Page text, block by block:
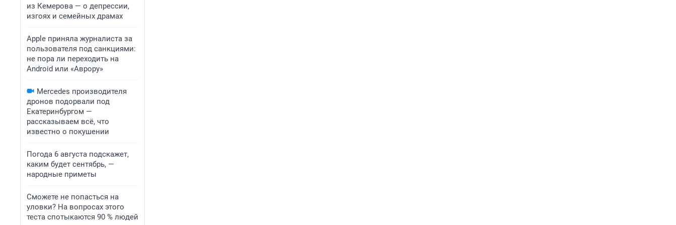
из Кемерова — о депрессии,
изгоях и семейных драмах
Apple приняла журналиста за
пользователя под санкциями:
не пора ли переходить на
Android или «Аврору»
Mercedes производителя
дронов подорвали под
Екатеринбургом —
рассказываем всё, что
известно о покушении
Погода 6 августа подскажет,
каким будет сентябрь, —
народные приметы
Сможете не попасться на
уловки? На вопросах этого
теста спотыкаются 90 % людей